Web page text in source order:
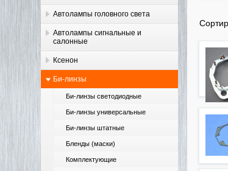
Автолампы головного света
Автолампы сигнальные и
салонные
Ксенон
Би-линзы
Би-линзы светодиодные
Би-линзы универсальные
Би-линзы штатные
Бленды (маски)
Комплектующие